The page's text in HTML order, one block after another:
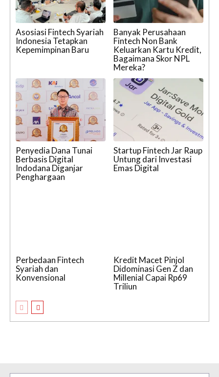
Asosiasi Fintech Syariah
Indonesia Tetapkan
Kepemimpinan Baru
Banyak Perusahaan
Fintech Non Bank
Keluarkan Kartu Kredit,
Bagaimana Skor NPL
Mereka?
Penyedia Dana Tunai
Berbasis Digital
Indodana Diganjar
Penghargaan
Startup Fintech Jar Raup
Untung dari Investasi
Emas Digital
Perbedaan Fintech
Syariah dan
Konvensional
Kredit Macet Pinjol
Didominasi Gen Z dan
Millenial Capai Rp69
Triliun